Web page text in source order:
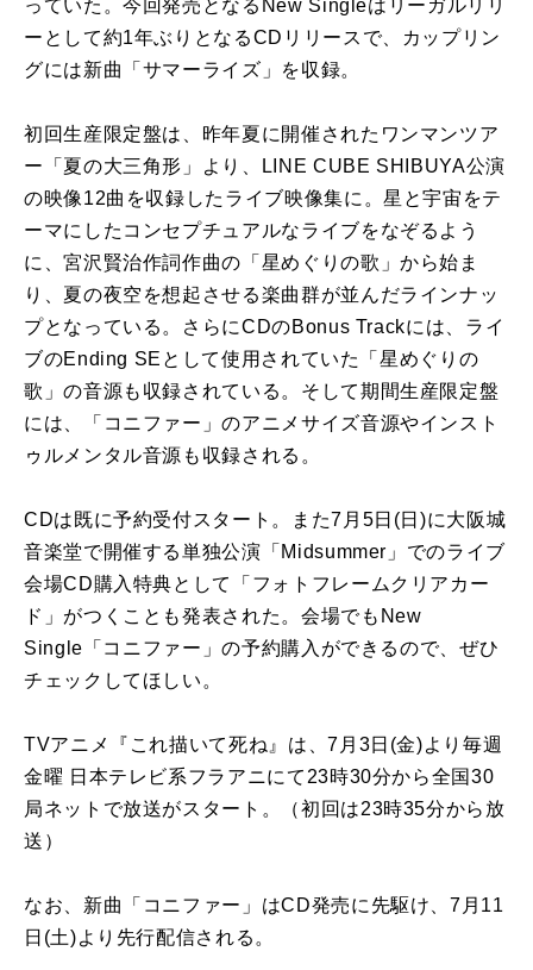
っていた。今回発売となるNew Singleはリーガルリリ
ーとして約1年ぶりとなるCDリリースで、カップリン
グには新曲「サマーライズ」を収録。
初回生産限定盤は、昨年夏に開催されたワンマンツア
ー「夏の大三角形」より、LINE CUBE SHIBUYA公演
の映像12曲を収録したライブ映像集に。星と宇宙をテ
ーマにしたコンセプチュアルなライブをなぞるよう
に、宮沢賢治作詞作曲の「星めぐりの歌」から始ま
り、夏の夜空を想起させる楽曲群が並んだラインナッ
プとなっている。さらにCDのBonus Trackには、ライ
ブのEnding SEとして使用されていた「星めぐりの
歌」の音源も収録されている。そして期間生産限定盤
には、「コニファー」のアニメサイズ音源やインスト
ゥルメンタル音源も収録される。
CDは既に予約受付スタート。また7月5日(日)に大阪城
音楽堂で開催する単独公演「Midsummer」でのライブ
会場CD購入特典として「フォトフレームクリアカー
ド」がつくことも発表された。会場でもNew
Single「コニファー」の予約購入ができるので、ぜひ
チェックしてほしい。
TVアニメ『これ描いて死ね』は、7月3日(金)より毎週
金曜 日本テレビ系フラアニにて23時30分から全国30
局ネットで放送がスタート。（初回は23時35分から放
送）
なお、新曲「コニファー」はCD発売に先駆け、7月11
日(土)より先行配信される。